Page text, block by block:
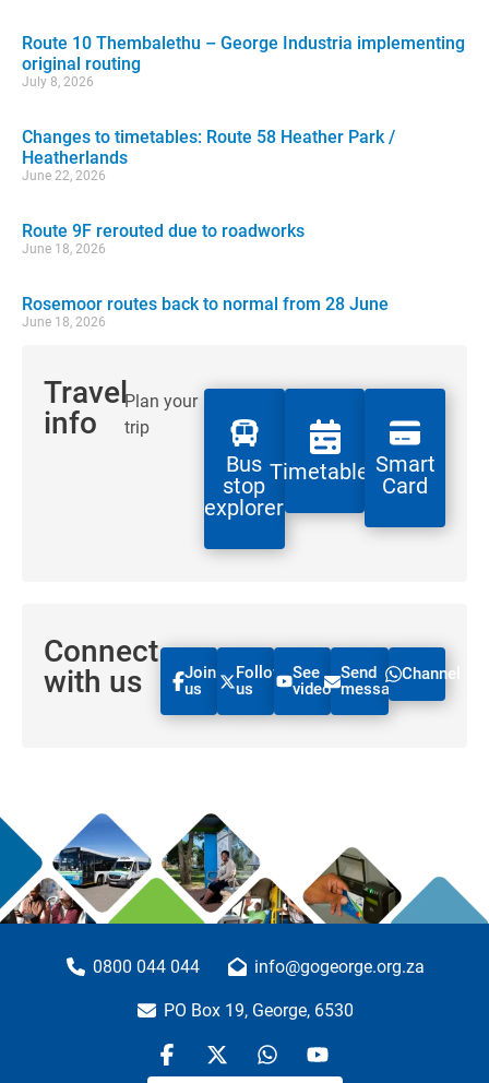
Route 10 Thembalethu – George Industria implementing
original routing
July 8, 2026
Changes to timetables: Route 58 Heather Park /
Heatherlands
June 22, 2026
Route 9F rerouted due to roadworks
June 18, 2026
Rosemoor routes back to normal from 28 June
June 18, 2026
Travel
info
Plan your
trip
Bus
stop
explorer
TimetablesSmart
Card
Connect
with us
Join
us
Follow
us
See
videos
Send
message
Channel
0800 044 044 info@gogeorge.org.za
PO Box 19, George, 6530